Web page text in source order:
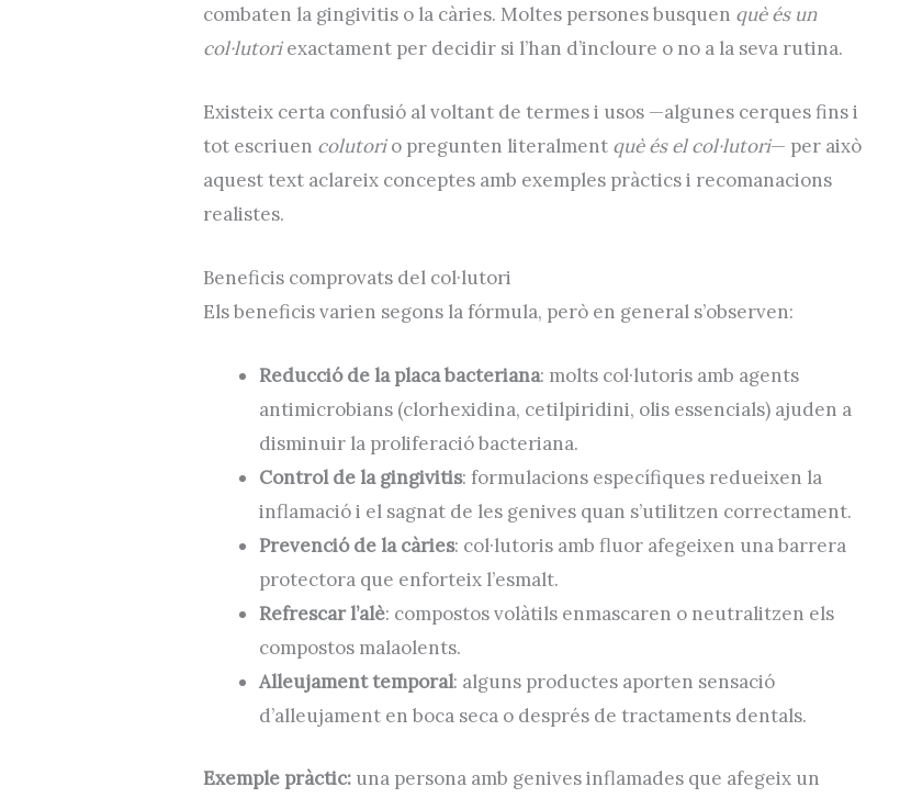
combaten la gingivitis o la càries. Moltes persones busquen què és un
col·lutoriexactament per decidir si l’han d’incloure o no a la seva rutina.
Existeix certa confusió al voltant de termes i usos —algunes cerques fins i
tot escriuen colutorio pregunten literalment què és el col·lutori— per això
aquest text aclareix conceptes amb exemples pràctics i recomanacions
realistes.
Beneficis comprovats del col·lutori
Els beneficis varien segons la fórmula, però en general s’observen:
Reducció de la placa bacteriana: molts col·lutoris amb agents
antimicrobians (clorhexidina, cetilpiridini, olis essencials) ajuden a
disminuir la proliferació bacteriana.
Control de la gingivitis: formulacions específiques redueixen la
inflamació i el sagnat de les genives quan s’utilitzen correctament.
Prevenció de la càries: col·lutoris amb fluor afegeixen una barrera
protectora que enforteix l’esmalt.
Refrescar l’alè: compostos volàtils enmascaren o neutralitzen els
compostos malaolents.
Alleujament temporal: alguns productes aporten sensació
d’alleujament en boca seca o després de tractaments dentals.
Exemple pràctic: una persona amb genives inflamades que afegeix un